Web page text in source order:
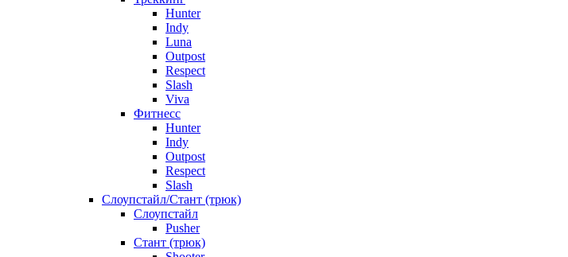
Hunter
Indy
Luna
Outpost
Respect
Slash
Viva
Фитнесс
Hunter
Indy
Outpost
Respect
Slash
Слоупстайл/Стант (трюк)
Слоупстайл
Pusher
Стант (трюк)